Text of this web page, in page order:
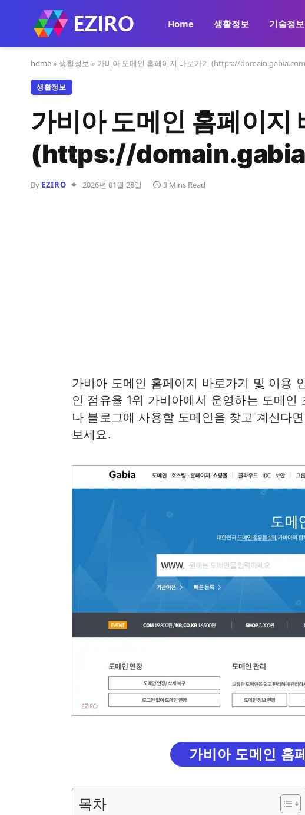
Home 생활정보 기술정보
home » 생활정보 » 가비아 도메인 홈페이지 바로가기 (https://
생활정보
가비아 도메인 홈페이지
(https://
By EZIRO 2026년 01월 28일 3 Mins Read
가비아 도메인 홈페이지 바로가기 및 이용
인 점유율 1위 가비아에서 운영하는 도메
나 블로그에 사용할 도메인을 찾고 계신다
보세요.
가비아 도메인 홈
목차